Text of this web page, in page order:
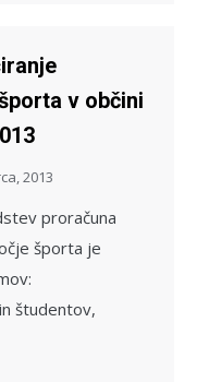
v občini
2013
proračuna
športa je
študentov,